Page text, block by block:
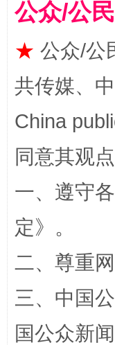
揭批美
公众/公
★ 公众/公
共传媒、
China
同意其观
一、遵守
定》。
二、尊重
三、中国
国公众新